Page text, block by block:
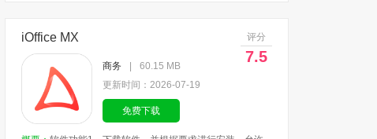
iOffice MX 评分
7.5
商务
60.15 MB
更新时间：2026-07-19
免费下载